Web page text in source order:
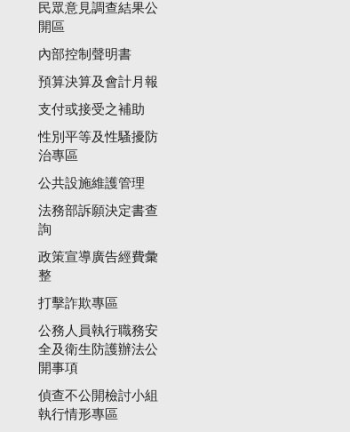
民眾意見調查結果公
開區
內部控制聲明書
預算決算及會計月報
支付或接受之補助
性別平等及性騷擾防
治專區
公共設施維護管理
法務部訴願決定書查
詢
政策宣導廣告經費彙
整
打擊詐欺專區
公務人員執行職務安
全及衛生防護辦法公
開事項
偵查不公開檢討小組
執行情形專區